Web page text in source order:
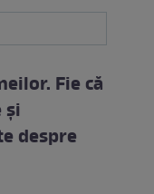
Fie că
şi
despre